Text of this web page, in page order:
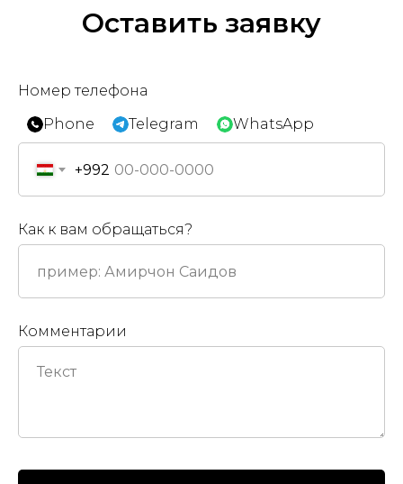
Оставить заявку
Номер телефона
Phone
Telegram WhatsApp
+992
Как к вам обращаться?
Комментарии